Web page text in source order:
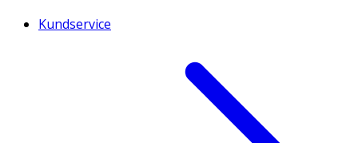
Kundservice